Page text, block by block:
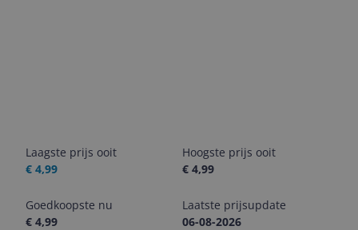
Laagste prijs ooit
€ 4,99
Hoogste prijs ooit
€ 4,99
Goedkoopste nu
€ 4,99
Laatste prijsupdate
06-08-2026